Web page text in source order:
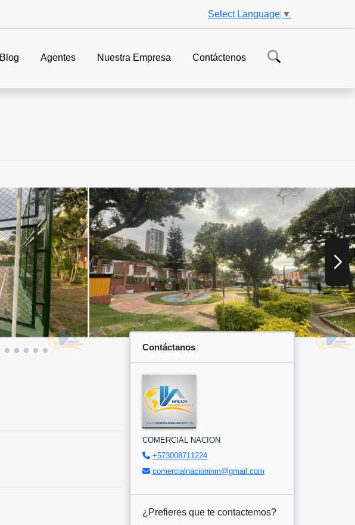
Select Language ▼
Blog Agentes Nuestra Empresa Contáctenos
Contáctanos
COMERCIAL NACION
+573008711224
comercialnacioninm@gmail.com
¿Prefieres que te contactemos?